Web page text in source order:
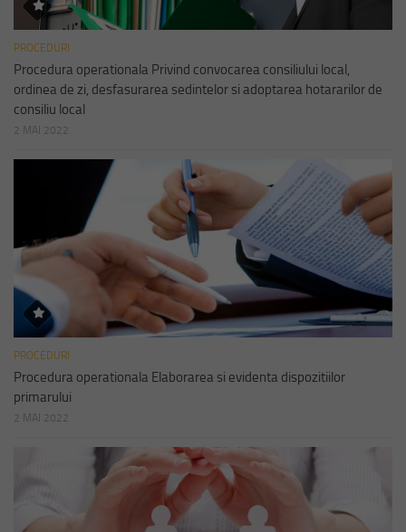
PROCEDURI
Procedura operationala Privind convocarea consiliului local,
ordinea de zi, desfasurarea sedintelor si adoptarea hotararilor de
consiliu local
2 MAI 2022
PROCEDURI
Procedura operationala Elaborarea si evidenta dispozitiilor
primarului
2 MAI 2022